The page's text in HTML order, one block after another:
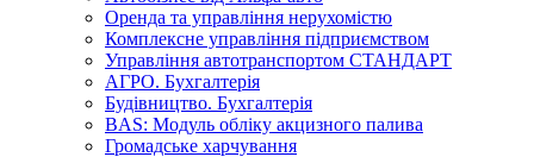
Оренда та управління нерухомістю
Комплексне управління підприємством
Управління автотранспортом СТАНДАРТ
АГРО. Бухгалтерія
Будівництво. Бухгалтерія
BAS: Модуль обліку акцизного палива
Громадське харчування